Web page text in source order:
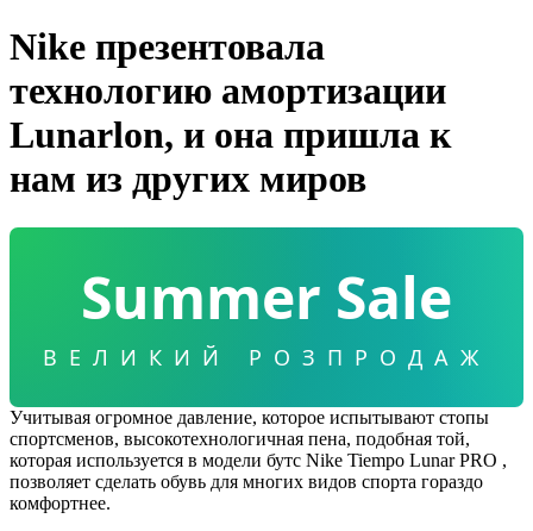
Nike презентовала
технологию амортизации
Lunarlon, и она пришла к
нам из других миров
Summer Sale
ВЕЛИКИЙ РОЗПРОДАЖ
Учитывая огромное давление, которое испытывают стопы
спортсменов, высокотехнологичная пена, подобная той,
которая используется в модели бутс Nike Tiempo Lunar PRO ,
позволяет сделать обувь для многих видов спорта гораздо
комфортнее.